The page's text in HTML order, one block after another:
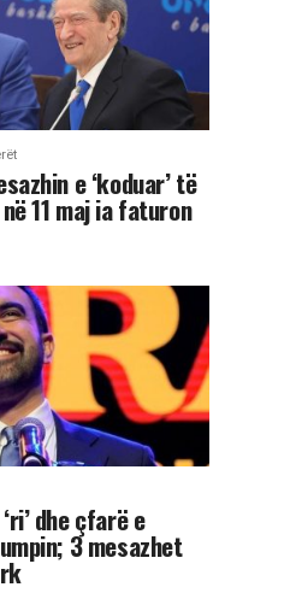
e ‘koduar’ të
11 maj ia faturon
dhe çfarë e
3 mesazhet